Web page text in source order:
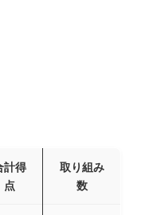
計得
点
取り組み
数